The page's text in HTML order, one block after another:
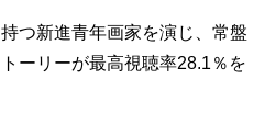
つ新進青年画家を演じ、常盤
ーリーが最高視聴率28.1％を